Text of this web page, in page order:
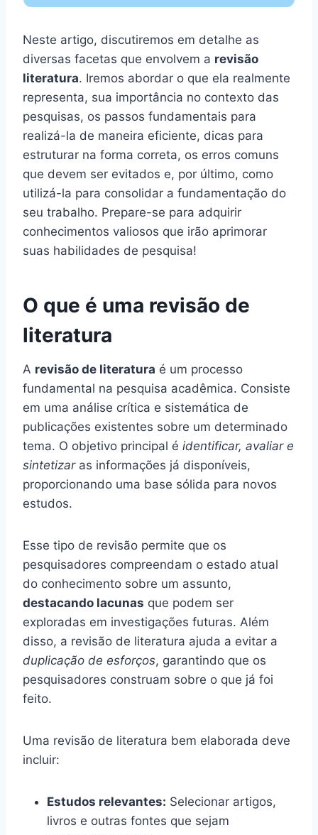
Neste artigo, discutiremos em detalhe as
diversas facetas que envolvem a revisão
literatura. Iremos abordar o que ela realmente
representa, sua importância no contexto das
pesquisas, os passos fundamentais para
realizá-la de maneira eficiente, dicas para
estruturar na forma correta, os erros comuns
que devem ser evitados e, por último, como
utilizá-la para consolidar a fundamentação do
seu trabalho. Prepare-se para adquirir
conhecimentos valiosos que irão aprimorar
suas habilidades de pesquisa!
O que é uma revisão de
literatura
A revisão de literatura é um processo
fundamental na pesquisa acadêmica. Consiste
em uma análise crítica e sistemática de
publicações existentes sobre um determinado
tema. O objetivo principal é identificar, avaliar e
sintetizaras informações já disponíveis,
proporcionando uma base sólida para novos
estudos.
Esse tipo de revisão permite que os
pesquisadores compreendam o estado atual
do conhecimento sobre um assunto,
destacando lacunas que podem ser
exploradas em investigações futuras. Além
disso, a revisão de literatura ajuda a evitar a
duplicação de esforços, garantindo que os
pesquisadores construam sobre o que já foi
feito.
Uma revisão de literatura bem elaborada deve
incluir:
Estudos relevantes: Selecionar artigos,
livros e outras fontes que sejam